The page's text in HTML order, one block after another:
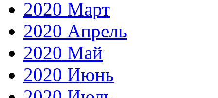
2020 Март
2020 Апрель
2020 Май
2020 Июнь